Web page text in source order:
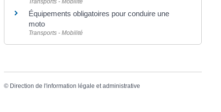
Transports - Mobilité
Équipements obligatoires pour conduire une
moto
Transports - Mobilité
© Direction de l'information légale et administrative